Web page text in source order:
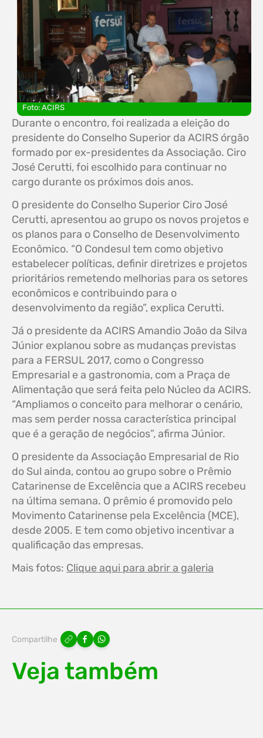
Foto: ACIRS
Durante o encontro, foi realizada a eleição do
presidente do Conselho Superior da ACIRS órgão
formado por ex-presidentes da Associação. Ciro
José Cerutti, foi escolhido para continuar no
cargo durante os próximos dois anos.
O presidente do Conselho Superior Ciro José
Cerutti, apresentou ao grupo os novos projetos e
os planos para o Conselho de Desenvolvimento
Econômico. “O Condesul tem como objetivo
estabelecer políticas, definir diretrizes e projetos
prioritários remetendo melhorias para os setores
econômicos e contribuindo para o
desenvolvimento da região”, explica Cerutti.
Já o presidente da ACIRS Amandio João da Silva
Júnior explanou sobre as mudanças previstas
para a FERSUL 2017, como o Congresso
Empresarial e a gastronomia, com a Praça de
Alimentação que será feita pelo Núcleo da ACIRS.
“Ampliamos o conceito para melhorar o cenário,
mas sem perder nossa característica principal
que é a geração de negócios”, afirma Júnior.
O presidente da Associação Empresarial de Rio
do Sul ainda, contou ao grupo sobre o Prêmio
Catarinense de Excelência que a ACIRS recebeu
na última semana. O prêmio é promovido pelo
Movimento Catarinense pela Excelência (MCE),
desde 2005. E tem como objetivo incentivar a
qualificação das empresas.
Mais fotos: Clique aqui para abrir a galeria
Compartilhe
Veja também